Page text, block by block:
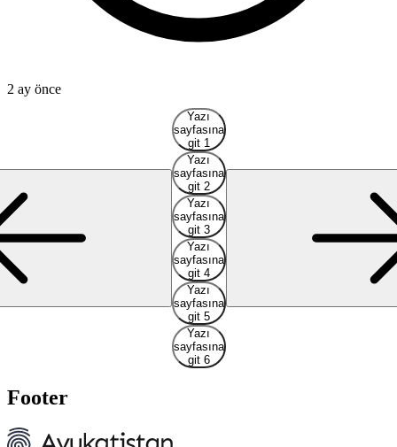
2 ay önce
Yazı
sayfasına
git 1
Yazı
sayfasına
git 2
Yazı
sayfasına
git 3
Yazı
sayfasına
git 4
Yazı
sayfasına
git 5
Yazı
sayfasına
git 6
Footer